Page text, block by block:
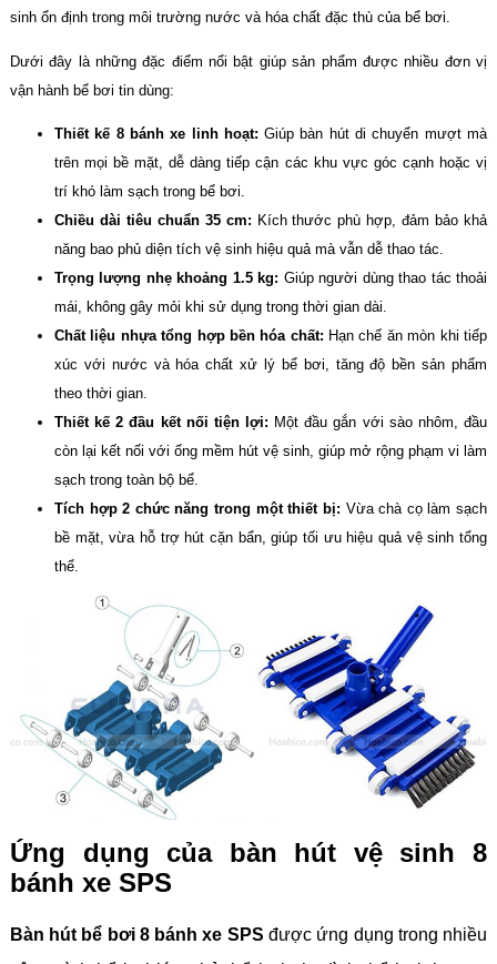
sinh ổn định trong môi trường nước và hóa chất đặc thù của bể bơi.
Dưới đây là những đặc điểm nổi bật giúp sản phẩm được nhiều đơn vị
vận hành bể bơi tin dùng:
Thiết kế 8 bánh xe linh hoạt: Giúp bàn hút di chuyển mượt mà
trên mọi bề mặt, dễ dàng tiếp cận các khu vực góc cạnh hoặc vị
trí khó làm sạch trong bể bơi.
Chiều dài tiêu chuẩn 35 cm: Kích thước phù hợp, đảm bảo khả
năng bao phủ diện tích vệ sinh hiệu quả mà vẫn dễ thao tác.
Trọng lượng nhẹ khoảng 1.5 kg: Giúp người dùng thao tác thoải
mái, không gây mỏi khi sử dụng trong thời gian dài.
Chất liệu nhựa tổng hợp bền hóa chất: Hạn chế ăn mòn khi tiếp
xúc với nước và hóa chất xử lý bể bơi, tăng độ bền sản phẩm
theo thời gian.
Thiết kế 2 đầu kết nối tiện lợi: Một đầu gắn với sào nhôm, đầu
còn lại kết nối với ống mềm hút vệ sinh, giúp mở rộng phạm vi làm
sạch trong toàn bộ bể.
Tích hợp 2 chức năng trong một thiết bị: Vừa chà cọ làm sạch
bề mặt, vừa hỗ trợ hút cặn bẩn, giúp tối ưu hiệu quả vệ sinh tổng
thể.
Ứng dụng của bàn hút vệ sinh 8
bánh xe SPS
Bàn hút bể bơi 8 bánh xe SPS được ứng dụng trong nhiều